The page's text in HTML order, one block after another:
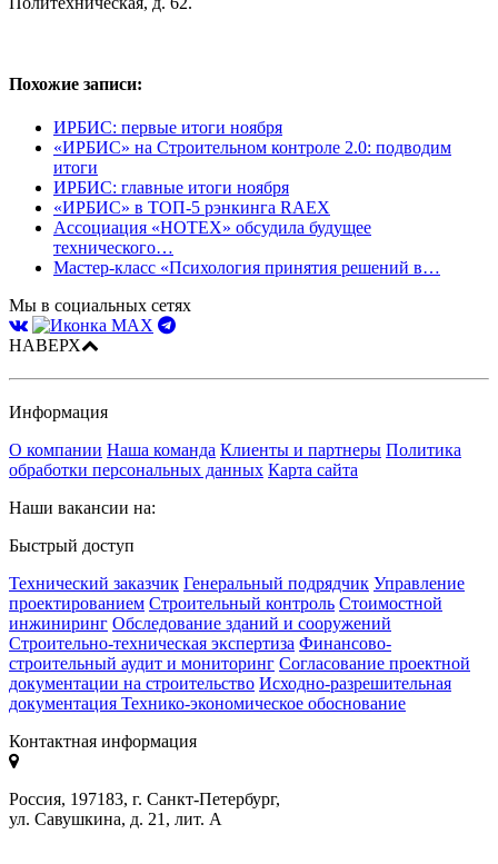
Похожие записи:
ИРБИС: первые итоги ноября
«ИРБИС» на Строительном контроле 2.0: подводим
итоги
ИРБИС: главные итоги ноября
«ИРБИС» в ТОП-5 рэнкинга RAEX
Ассоциация «НОТЕХ» обсудила будущее
технического…
Мастер-класс «Психология принятия решений в…
Мы в социальных сетях
НАВЕРХ
Информация
О компании Наша команда Клиенты и партнеры Политика
обработки персональных данных Карта сайта
Наши вакансии на:
Быстрый доступ
Технический заказчик Генеральный подрядчик Управление
проектированием Строительный контроль Стоимостной
инжиниринг Обследование зданий и сооружений
Строительно-техническая экспертиза Финансово-
строительный аудит и мониторинг Согласование проектной
документации на строительство Исходно-разрешительная
документация Технико-экономическое обоснование
Контактная информация
Россия, 197183, г. Санкт-Петербург,
ул. Савушкина, д. 21, лит. А